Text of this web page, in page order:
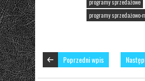
programy sprzedażowe
programy sprzedażowo-
Poprzedni wpis